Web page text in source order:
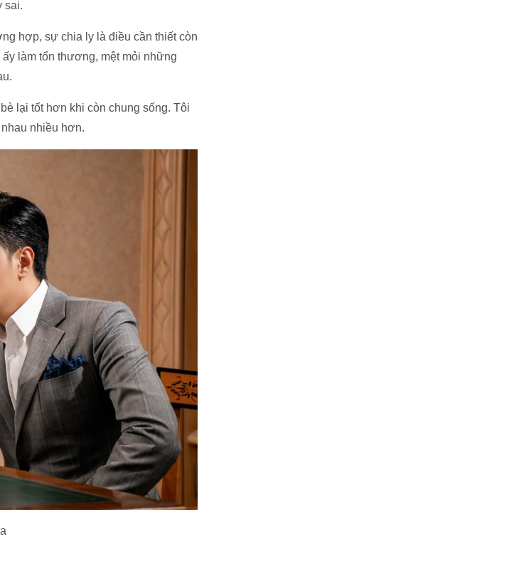
sai.
hợp, sự chia ly là điều cần thiết còn
làm tổn thương, mệt mỏi những
lại tốt hơn khi còn chung sống. Tôi
nhiều hơn.